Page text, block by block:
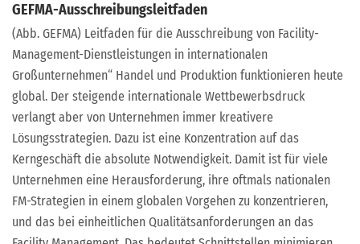
GEFMA-Ausschreibungsleitfaden
(Abb. GEFMA) Leitfaden für die Ausschreibung von Facility-
Management-Dienstleistungen in internationalen
Großunternehmen“ Handel und Produktion funktionieren heute
global. Der steigende internationale Wettbewerbsdruck
verlangt aber von Unternehmen immer kreativere
Lösungsstrategien. Dazu ist eine Konzentration auf das
Kerngeschäft die absolute Notwendigkeit. Damit ist für viele
Unternehmen eine Herausforderung, ihre oftmals nationalen
FM-Strategien in einem globalen Vorgehen zu konzentrieren,
und das bei einheitlichen Qualitätsanforderungen an das